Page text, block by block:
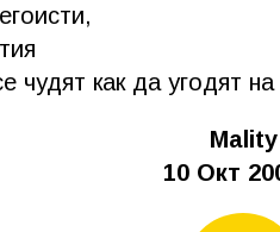
чудят как да угодят на
Mality
10 Окт